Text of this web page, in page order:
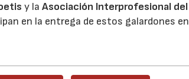
y laAsociación Interprofesional del
en la entrega de estos galardones en